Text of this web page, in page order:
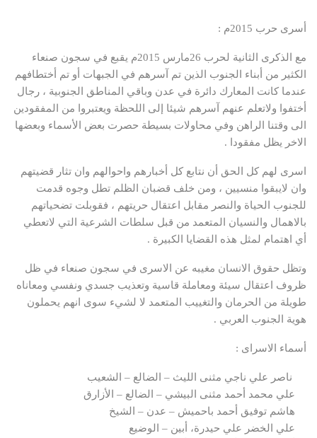
أسرى حرب 2015م :
مع الذكرى الثانية لحرب 26مارس 2015م يقبع في سجون صنعاء
الكثير من أبناء الجنوب الذين تم آسرهم في الجبهات أو تم أختطافهم
عندما كانت المعارك دائرة في عدن وباقي المناطق الجنوبية ، رجال
أختفوا ولاتعلم عنهم آسرهم شيئا إلى اللحظة ويعتبروا من المفقودين
الى وقتنا الراهن وفي محاولات بسيطة حصرت بعض الأسماء وبعضها
الاخر يظل مفقودا .
اسرى لهم كل الحق أن نتابع كل أخبارهم واحوالهم وان تثار قضيتهم
وان لايبقوا منسيين ، ومن خلف قضبان الظلم تطل وجوه قدمت
للجنوب الحياة والنصر مقابل اعتقال حريتهم ، فقوبلت تضحياتهم
بالاهمال والنسيان المتعمد من قبل سلطات الشرعية التي لاتعطي
أي اهتمام لمثل هذه القضايا الكبيرة .
وتظل حقوق الانسان مغيبه عن الاسرى في سجون صنعاء في ظل
ظروف اعتقال سيئة ومعاملة قاسية وتعذيب جسدي ونفسي ومعاناه
طويلة من الحرمان والتغييب المتعمد لا لشيء سوى انهم يحملون
هوية الجنوب العربي .
أسماء الاسراى :
ناصر علي ناجي مثنى الليث – الضالع – الشعيب
علي محمد أحمد مثنى البيشي – الضالع – الأزارق
هاشم توفيق أحمد باحميش – عدن – الشيخ
علي الخضر علي حيدرة، أبين – الوضيع